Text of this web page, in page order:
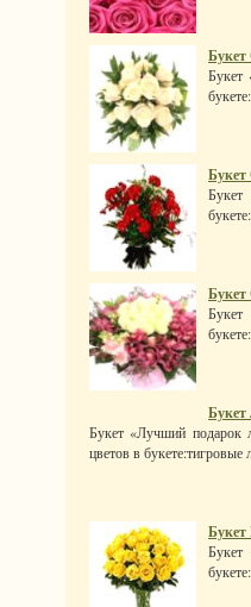
Букет
Букет
Букет
Букет
Букет «Лучший подарок
цветов в